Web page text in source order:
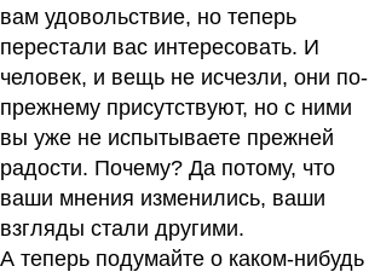
вам удовольствие, но теперь
перестали вас интересовать. И
человек, и вещь не исчезли, они по-
прежнему присутствуют, но с ними
вы уже не испытываете прежней
радости. Почему? Да потому, что
ваши мнения изменились, ваши
взгляды стали другими.
А теперь подумайте о каком-нибудь